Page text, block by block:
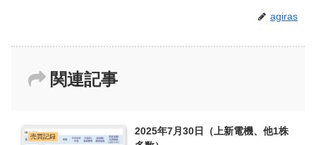
agiras
関連記事
売買記録
2025年7月30日（上新電機、他1株